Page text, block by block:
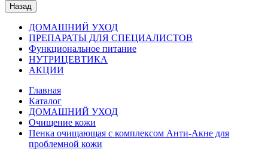
Назад
ДОМАШНИЙ УХОД
ПРЕПАРАТЫ ДЛЯ СПЕЦИАЛИСТОВ
Функциональное питание
НУТРИЦЕВТИКА
АКЦИИ
Главная
Каталог
ДОМАШНИЙ УХОД
Очищение кожи
Пенка очищающая с комплексом Анти-Акне для
проблемной кожи